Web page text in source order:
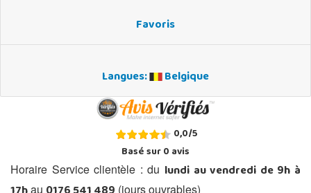
Favoris
Langues: Belgique
0,0/5
Basé sur0avis
Horaire Service clientèle : du lundi au vendredi de 9h à
au (jours ouvrables)